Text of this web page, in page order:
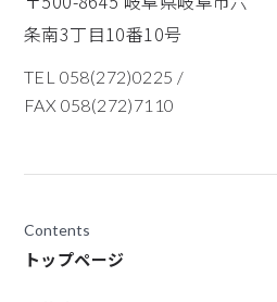
条南3丁目10番10号
TEL 058(272)0225 /
FAX 058(272)7110
Contents
トップページ